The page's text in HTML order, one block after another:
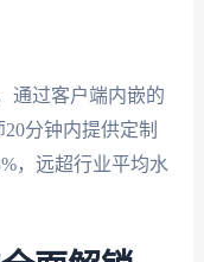
通过客户端内嵌的
分钟内提供定制
，远超行业平均水